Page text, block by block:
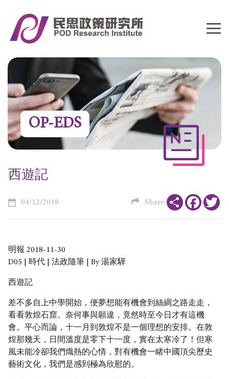
OP-EDS
西遊記
04/12/2018 Share: Share
明報 2018-11-30
D05 | 時代 | 法政隨筆 | By 湯家驊
西遊記
差不多自上中學開始，便夢想能有機會到絲綢之路走走，
看看敦煌石窟。奈何事與願違，竟然時至今日才有這機
會。平心而論，十一月到敦煌不是一個理想的安排。在敦
煌那幾天，日間溫度是零下十一度，實在太寒冷了！但寒
風未能冷卻我們熾熱的心情，對有機會一睹中國頂尖歷史
藝術文化，我們是感到極為欣慰的。